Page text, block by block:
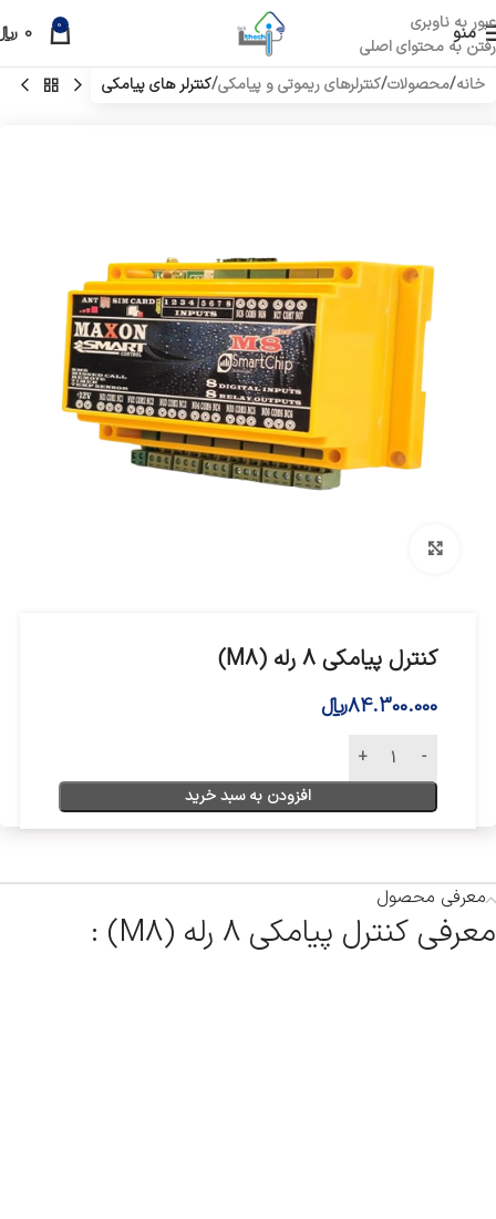
عبور به ناوبری
رفتن به محتوای اصلی
منو 0
0
خانه محصولات کنترلرهای ریموتی و پیامکی کنترلر های پیامکی
کنترل پیامکی 8 رله (M8)
84.300.000﷼
افزودن به سبد خرید
معرفی محصول
معرفی کنترل پیامکی 8 رله (M8) :